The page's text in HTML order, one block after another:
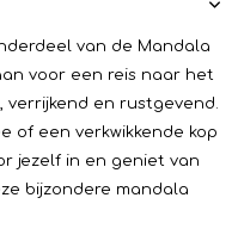
van de Mandala
voor een reis naar het
verrijkend en rustgevend.
of een verkwikkende kop
jezelf in en geniet van
bijzondere mandala